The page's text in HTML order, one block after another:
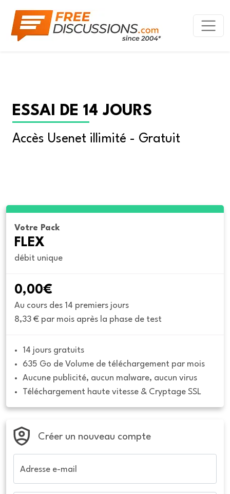
ESSAI DE 14 JOURS
Accès Usenet illimité - Gratuit
Votre Pack
FLEX
débit unique
0,00€
Au cours des 14 premiers jours
8,33 € par mois après la phase de test
14 jours gratuits
635 Go de Volume de téléchargement par mois
Aucune publicité, aucun malware, aucun virus
Téléchargement haute vitesse & Cryptage SSL
Créer un nouveau compte
Adresse e-mail